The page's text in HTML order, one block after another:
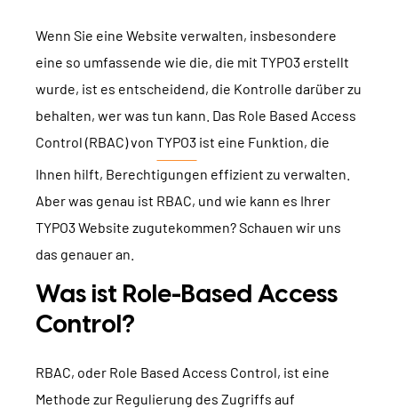
TYPO3 Upgrade Service
TYPO3 Barrierefreiheit
TYPO3 Barrierefreiheit Testen
TYPO3 Support & Wartung
TYPO3 Freelancer
UNSERE PREISE
WIR SIND NITSAN
Zusammenarbeit
Jobs
T3PLANET
TYPO3 Templates
TYPO3 Extensions
AI Universe
Wenn Sie eine Website verwalten, insbesondere
eine so umfassende wie die, die mit TYPO3 erstellt
wurde, ist es entscheidend, die Kontrolle darüber zu
behalten, wer was tun kann. Das Role Based Access
Control (RBAC) von TYPO3 ist eine Funktion, die
Ihnen hilft, Berechtigungen effizient zu verwalten.
Aber was genau ist RBAC, und wie kann es Ihrer
TYPO3 Website zugutekommen? Schauen wir uns
das genauer an.
Was ist Role-Based Access
Control?
RBAC, oder Role Based Access Control, ist eine
Methode zur Regulierung des Zugriffs auf